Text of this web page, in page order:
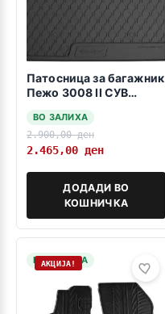
Патосница за багажник
Пежо 3008 II СУВ
polozba-
ВО ЗАЛИХА
2.900,00ден
2.465,00 ден
ДОДАДИ ВО
КОШНИЧКА
НА ЗАЛИХА
АКЦИЈА!